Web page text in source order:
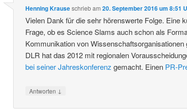
Henning Krauseschriebam20. September 2016 um 8:51
Vielen Dank für die sehr hörenswerte Folge. Eine
Frage, ob es Science Slams auch schon als
Kommunikation von Wissenschaftsorganisationen
DLR hat das 2012 mit regionalen
bei seiner Jahreskonferenz gemacht. Einen PR-
Antworten ↓